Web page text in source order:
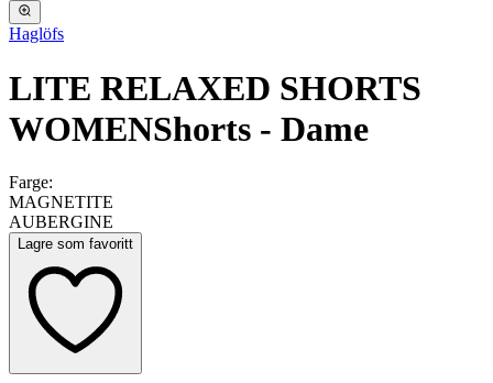
Haglöfs
LITE RELAXED SHORTS
WOMENShorts - Dame
Farge:
MAGNETITE
AUBERGINE
Lagre som favoritt